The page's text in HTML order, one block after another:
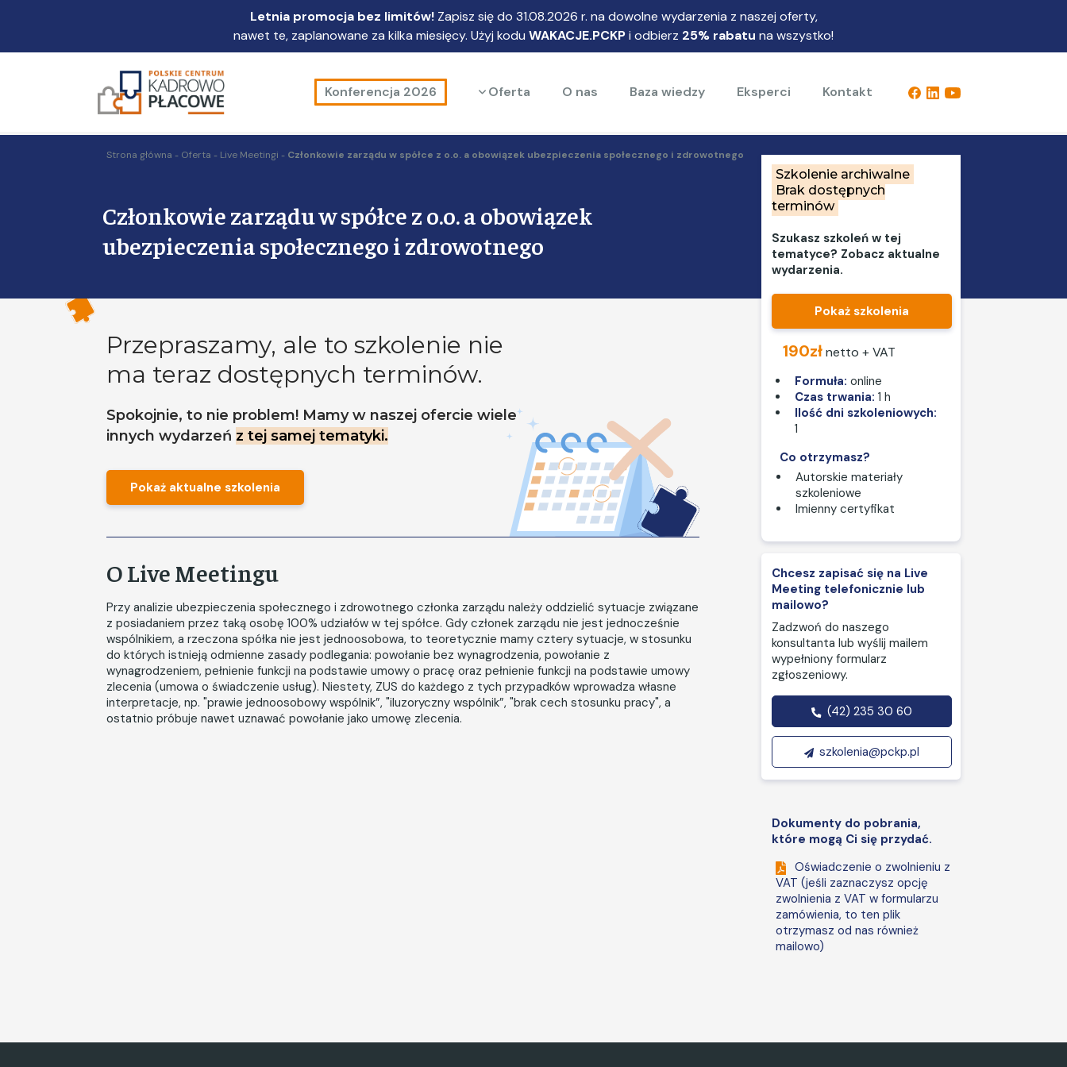
Letnia promocja bez limitów!Zapisz się do 31.08.2026 r. na dowolne wydarzenia z naszej oferty,
nawet te, zaplanowane za kilka miesięcy. Użyj kodu WAKACJE.PCKPi odbierz 25% rabatu na wszystko!
Konferencja 2026 Oferta O nas Baza wiedzy Eksperci Kontakt
Strona główna Oferta Live Meetingi Członkowie zarządu w spółce z o.o. a obowiązek ubezpieczenia społecznego i zdrowotnego
Członkowie zarządu w spółce z o.o. a obowiązek
ubezpieczenia społecznego i zdrowotnego
Szkolenie archiwalne
Brak dostępnych
terminów
Szukasz szkoleń w tej
tematyce? Zobacz aktualne
wydarzenia.
Pokaż szkolenia
190złnetto + VAT
Formuła: online
Czas trwania: 1 h
Ilość dni szkoleniowych:
1
Co otrzymasz?
Autorskie materiały
szkoleniowe
Imienny certyfikat
Chcesz zapisać się na Live
Meeting telefonicznie lub
mailowo?
Zadzwoń do naszego
konsultanta lub wyślij mailem
wypełniony formularz
zgłoszeniowy.
(42) 235 30 60
szkolenia@pckp.pl
Dokumenty do pobrania,
które mogą Ci się przydać.
Oświadczenie o zwolnieniu z
VAT (jeśli zaznaczysz opcję
zwolnienia z VAT w formularzu
zamówienia, to ten plik
otrzymasz od nas również
mailowo)
Przepraszamy, ale to szkolenie nie
ma teraz dostępnych terminów.
Spokojnie, to nie problem! Mamy w naszej ofercie wiele
innych wydarzeń z tej samej tematyki.
Pokaż aktualne szkolenia
O Live Meetingu
Przy analizie ubezpieczenia społecznego i zdrowotnego członka zarządu należy oddzielić sytuacje związane
z posiadaniem przez taką osobę 100% udziałów w tej spółce. Gdy członek zarządu nie jest jednocześnie
wspólnikiem, a rzeczona spółka nie jest jednoosobowa, to teoretycznie mamy cztery sytuacje, w stosunku
do których istnieją odmienne zasady podlegania: powołanie bez wynagrodzenia, powołanie z
wynagrodzeniem, pełnienie funkcji na podstawie umowy o pracę oraz pełnienie funkcji na podstawie umowy
zlecenia (umowa o świadczenie usług). Niestety, ZUS do każdego z tych przypadków wprowadza własne
interpretacje, np. "prawie jednoosobowy wspólnik”, "iluzoryczny wspólnik”, "brak cech stosunku pracy", a
ostatnio próbuje nawet uznawać powołanie jako umowę zlecenia.